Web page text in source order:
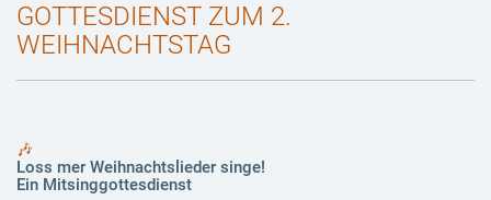
GOTTESDIENST ZUM 2.
WEIHNACHTSTAG
🎶
Loss mer Weihnachtslieder singe!
Ein Mitsinggottesdienst